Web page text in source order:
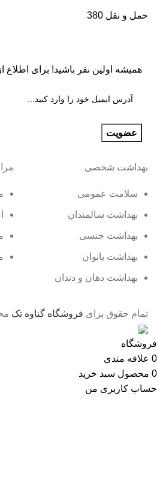
حمل و نقل 380
همیشه اولین نفر باشید! برای اطلاع
بهداشت شخصی
سلامت عمومی
بهداشت سالمندان
بهداشت جنسی
بهداشت بانوان
بهداشت دهان و دندان
تمام حقوق برای فروشگاه گناوه تک
فروشگاه
0 علاقه مندی
0 محصول سبد خرید
حساب کاربری من